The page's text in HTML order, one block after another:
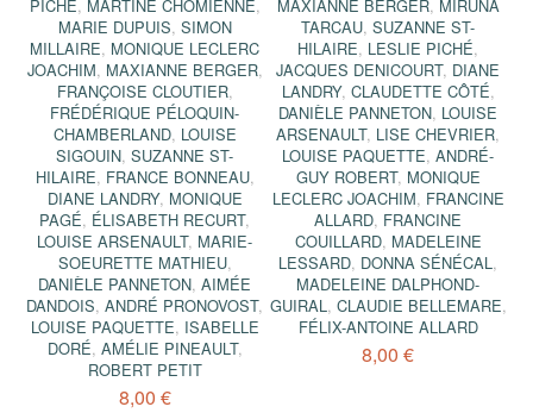
PICHÉ, MARTINE CHOMIENNE,
MARIE DUPUIS, SIMON
MILLAIRE, MONIQUE LECLERC
JOACHIM, MAXIANNE BERGER,
FRANÇOISE CLOUTIER,
FRÉDÉRIQUE PÉLOQUIN-
CHAMBERLAND, LOUISE
SIGOUIN,SUZANNE ST-
HILAIRE, FRANCE BONNEAU,
DIANE LANDRY, MONIQUE
PAGÉ, ÉLISABETH RECURT,
LOUISE ARSENAULT, MARIE-
SOEURETTE MATHIEU,
DANIÈLE PANNETON,AIMÉE
DANDOIS,ANDRÉ PRONOVOST,
LOUISE PAQUETTE, ISABELLE
DORÉ, AMÉLIE PINEAULT,
ROBERT PETIT
8,00 €
MAXIANNE BERGER, MIRUNA
TARCAU,SUZANNE ST-
HILAIRE, LESLIE PICHÉ,
JACQUES DENICOURT, DIANE
LANDRY, CLAUDETTE CÔTÉ,
DANIÈLE PANNETON, LOUISE
ARSENAULT, LISE CHEVRIER,
LOUISE PAQUETTE,ANDRÉ-
GUY ROBERT, MONIQUE
LECLERC JOACHIM, FRANCINE
ALLARD, FRANCINE
COUILLARD, MADELEINE
LESSARD, DONNA SÉNÉCAL,
MADELEINE DALPHOND-
GUIRAL, CLAUDIE BELLEMARE,
FÉLIX-ANTOINE ALLARD
8,00 €